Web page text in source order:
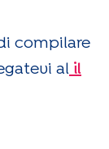
compilare
al il